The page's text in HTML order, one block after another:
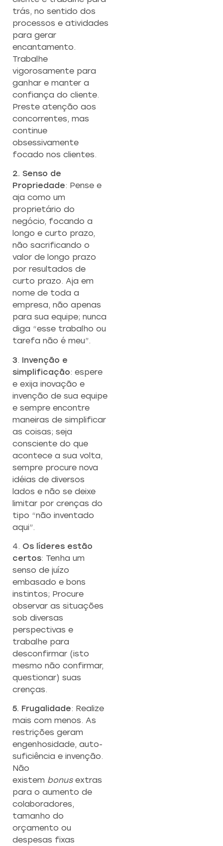
trás, no sentido dos
processos e atividades
para gerar
encantamento.
Trabalhe
vigorosamente para
ganhar e manter a
confiança do cliente.
Preste atenção aos
concorrentes, mas
continue
obsessivamente
focado nos clientes.
2. Senso de
Propriedade: Pense e
aja como um
proprietário do
negócio, focando a
longo e curto prazo,
não sacrificando o
valor de longo prazo
por resultados de
curto prazo. Aja em
nome de toda a
empresa, não apenas
para sua equipe; nunca
diga “esse trabalho ou
tarefa não é meu”.
3. Invenção e
simplificação: espere
e exija inovação e
invenção de sua equipe
e sempre encontre
maneiras de simplificar
as coisas; seja
consciente do que
acontece a sua volta,
sempre procure nova
idéias de diversos
lados e não se deixe
limitar por crenças do
tipo “não inventado
aqui”.
4. Os líderes estão
certos: Tenha um
senso de juízo
embasado e bons
instintos; Procure
observar as situações
sob diversas
perspectivas e
trabalhe para
desconfirmar (isto
mesmo não confirmar,
questionar) suas
crenças.
5. Frugalidade: Realize
mais com menos. As
restrições geram
engenhosidade, auto-
suficiência e invenção.
Não
existem bonusextras
para o aumento de
colaboradores,
tamanho do
orçamento ou
despesas fixas